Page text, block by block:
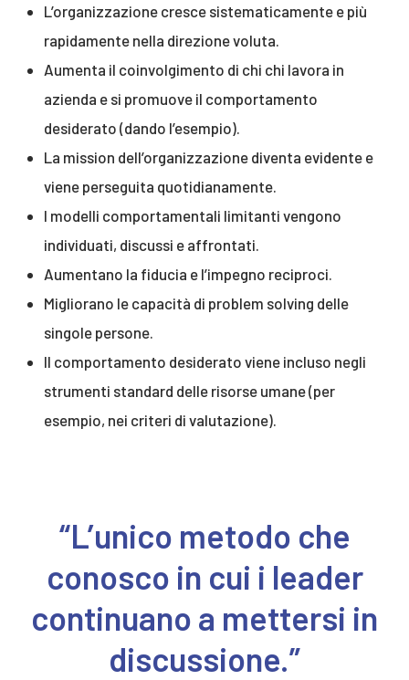
L’organizzazione cresce sistematicamente e più
rapidamente nella direzione voluta.
Aumenta il coinvolgimento di chi chi lavora in
azienda e si promuove il comportamento
desiderato (dando l’esempio).
La mission dell’organizzazione diventa evidente e
viene perseguita quotidianamente.
I modelli comportamentali limitanti vengono
individuati, discussi e affrontati.
Aumentano la fiducia e l’impegno reciproci.
Migliorano le capacità di problem solving delle
singole persone.
Il comportamento desiderato viene incluso negli
strumenti standard delle risorse umane (per
esempio, nei criteri di valutazione).
“L’unico metodo che
conosco in cui i leader
continuano a mettersi in
discussione.”